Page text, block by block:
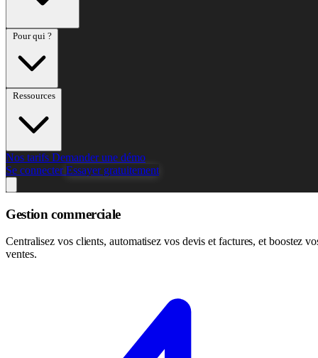
Pour qui ?
Ressources
Nos tarifs Demander une démo
Se connecterEssayer gratuitement
Gestion commerciale
Centralisez vos clients, automatisez vos devis et factures, et boostez
ventes.